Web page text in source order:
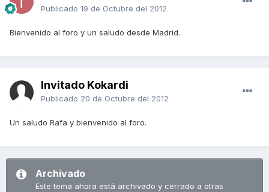
Publicado 19 de Octubre del 2012
Bienvenido al foro y un saludo desde Madrid.
Invitado Kokardi
Publicado 20 de Octubre del 2012
Un saludo Rafa y bienvenido al foro.
Archivado
Este tema ahora está archivado y cerrado a otras